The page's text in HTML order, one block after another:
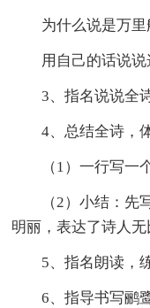
为什么说是万里
用自己的话说说
3、指名说说全
4、总结全诗，
（1）一行写一
（2）小结：
明丽，表达了诗人无
5、指名朗读，
6、指导书写鹂